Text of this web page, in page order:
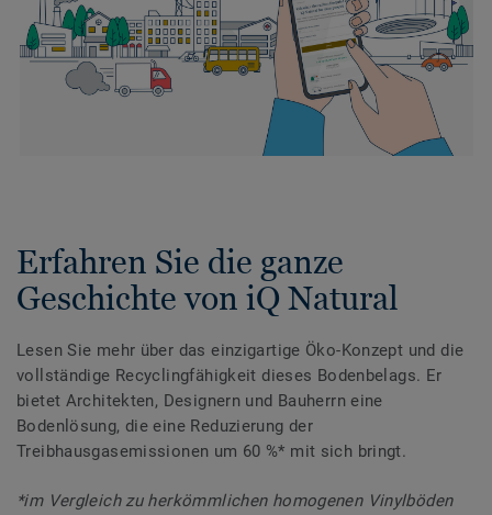
Erfahren Sie die ganze
Geschichte von iQ Natural
Lesen Sie mehr über das einzigartige Öko-Konzept und die
vollständige Recyclingfähigkeit dieses Bodenbelags. Er
bietet Architekten, Designern und Bauherrn eine
Bodenlösung, die eine Reduzierung der
Treibhausgasemissionen um 60 %* mit sich bringt.
*im Vergleich zu herkömmlichen homogenen Vinylböden